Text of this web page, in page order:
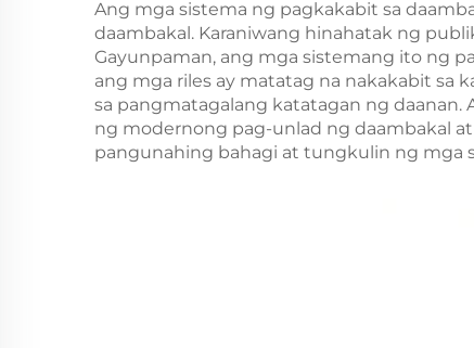
Ang mga sistema ng pagkakabit sa
daambakal. Karaniwang hinahatak ng
Gayunpaman, ang mga sistemang ito ng
ang mga riles ay matatag na nakakabit sa
sa pangmatagalang katatagan ng
ng modernong pag-unlad ng daambakal
pangunahing bahagi at tungkulin ng mga